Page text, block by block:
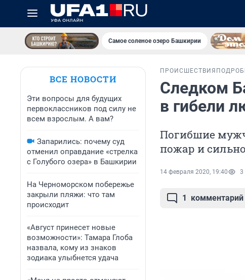
Самое соленое озеро Башкирии
ВСЕ НОВОСТИ
Эти вопросы для будущих
первоклассников под силу не
всем взрослым. А вам?
Запарились: почему суд
отменил оправдание «стрелка
с Голубого озера» в Башкирии
На Черноморском побережье
закрыли пляжи: что там
происходит
«Август принесет новые
возможности»: Тамара Глоба
назвала, кому из знаков
зодиака улыбнется удача
ПРОИСШЕСТВИЯ
Следком
в гибели
Погибшие
пожар и
14 февраля 2020, 19:40 3
1 комментарий